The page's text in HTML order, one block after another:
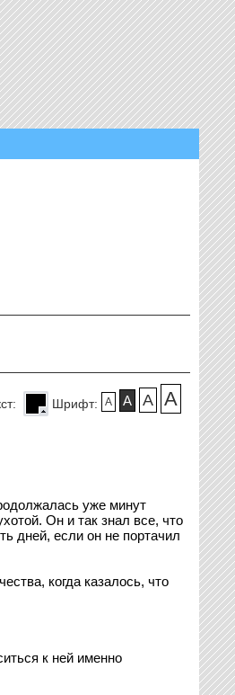
A A A A
Шрифт:
уже минут
Он и так знал все, что
дней, если он не портачил
когда казалось, что
к ней именно